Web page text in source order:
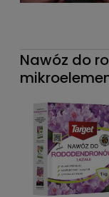
Nawóz do